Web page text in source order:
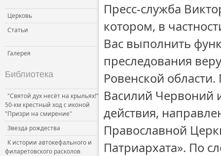
Церковь
Статьи
Галерея
Библиотека
"Святой дух несёт на крыльях!"
50-км крестный ход с иконой
"Призри на смирение"
Звезда рождества
К истории автокефального и
филаретовского расколов
Пресс-служба
котором, в
Вас выполнить
преследования
Ровенской
Василий Червоний
действия,
Православной
Патриархата». По